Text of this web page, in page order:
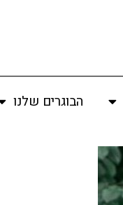
הבוגרים שלנו